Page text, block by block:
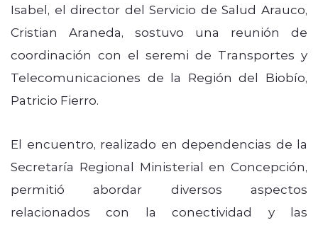
Isabel, el director del Servicio de Salud Arauco,
Cristian Araneda, sostuvo una reunión de
coordinación con el seremi de Transportes y
Telecomunicaciones de la Región del Biobío,
Patricio Fierro.
El encuentro, realizado en dependencias de la
Secretaría Regional Ministerial en Concepción,
permitió abordar diversos aspectos
relacionados con la conectividad y las